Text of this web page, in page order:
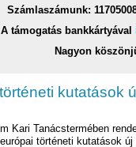
Számlaszámunk:
A támogatás bankkártyával
Nagyon
kutatások
Kari Tanácstermében
történeti kutatások új